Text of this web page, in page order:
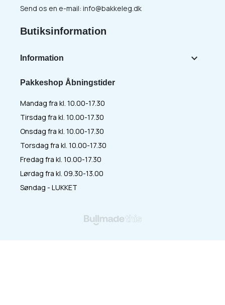
Pakkeshop Åbningstider
Mandag fra kl. 10.00-17.30
Tirsdag fra kl. 10.00-17.30
Onsdag fra kl. 10.00-17.30
Torsdag fra kl. 10.00-17.30
Fredag fra kl. 10.00-17.30
Lørdag fra kl. 09.30-13.00
Søndag - LUKKET
Send os en e-mail: info@bakkeleg.dk
Butiksinformation
Information 